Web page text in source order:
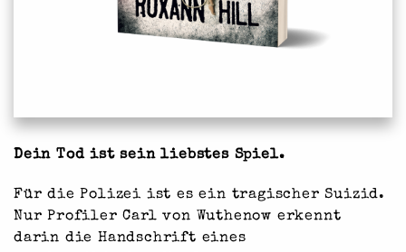
Dein Tod ist sein liebstes Spiel.
Für die Polizei ist es ein tragischer Suizid.
Nur Profiler Carl von Wuthenow erkennt
darin die Handschrift eines